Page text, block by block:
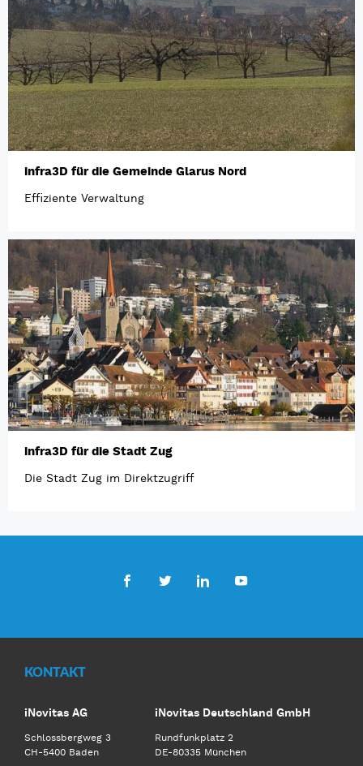
infra3D für die Gemeinde Glarus Nord
Effiziente Verwaltung
infra3D für die Stadt Zug
Die Stadt Zug im Direktzugriff
KONTAKT
iNovitas AG
Schlossbergweg 3
CH-5400 Baden
iNovitas Deutschland GmbH
Rundfunkplatz 2
DE-80335 München